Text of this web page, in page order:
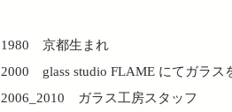
1980 京都生まれ
2000 glass studio FLAME にてガラス
2006_2010 ガラス工房スタッフ